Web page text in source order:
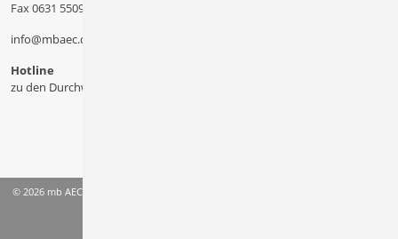
Fax 0631 550999 20
info@mbaec.de
Hotline
zu den Durchwahlen
© 2026 mb AEC Software GmbH